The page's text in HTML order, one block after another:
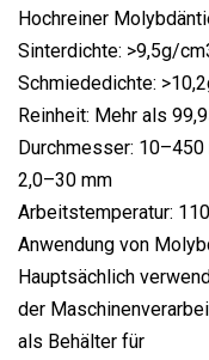
Hochreiner
Sinterdichte: >9,5g/
Schmiededichte:
Reinheit: Mehr als
Durchmesser:
2,0–30 mm
Arbeitstemperatur:
Anwendung von
Hauptsächlich
der
als Behälter für